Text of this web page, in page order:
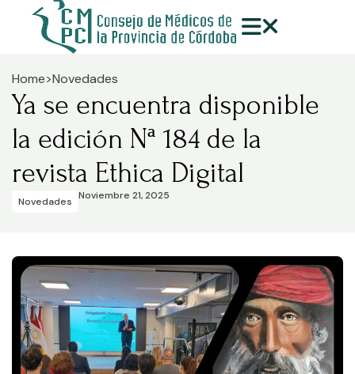
Home>Novedades
Ya se encuentra disponible
la edición Nª 184 de la
revista Ethica Digital
Novedades Noviembre 21, 2025